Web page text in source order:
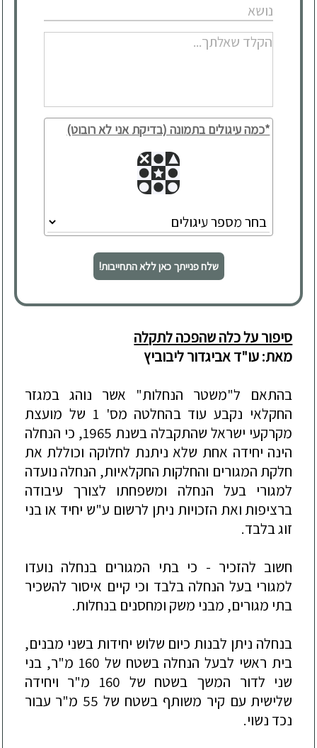
*כמה עיגולים בתמונה (בדיקת אני לא רובוט)
שלח פנייתך כאן ללא התחייבות!
סיפור על כלה שהפכה לתקלה
מאת:עו"ד אביגדור ליבוביץ
בהתאם ל"משטר הנחלות" אשר נוהג במגזר
החקלאי נקבע עודב
החלטה מס' 1 של מועצת
מקרקעי ישראל
שהתקבלה בשנת 1965, כי הנחלה
הינה יחידה אחת שלא ניתנת לחלוקה וכוללת את
חלקת המגורים והחלקות החקלאיות, הנחלה נועדה
למגורי בעל הנחלה ומשפחתו לצורך עיבודה
ברציפות ואת הזכויות ניתן לרשום ע"ש יחיד או בני
זוג בלבד.
חשוב להזכיר - כי בתי המגורים בנחלה נועדו
למגורי בעל הנחלה בלבד וכי קיים איסור להשכיר
בתי מגורים, מבני משק ומחסנים בנחלות.
בנחלה ניתן לבנות כיום שלוש יחידות בשני מבנים,
בי
ת ראשי לבעל הנחלה בשטח של 160 מ"ר, בני
שני לדור המשך בשטח של 160 מ"ר ויחידה
שלישית עם קיר משותף בשטח של 55 מ"ר עבור
נכד נשוי.